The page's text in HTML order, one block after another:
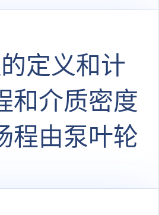
定义和计
和介质密度
程由泵叶轮